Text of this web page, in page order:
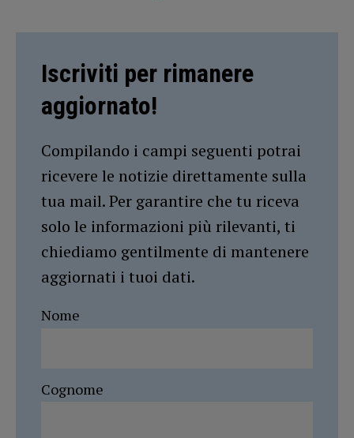
Iscriviti per rimanere
aggiornato!
Compilando i campi seguenti potrai
ricevere le notizie direttamente sulla
tua mail. Per garantire che tu riceva
solo le informazioni più rilevanti, ti
chiediamo gentilmente di mantenere
aggiornati i tuoi dati.
Nome
Cognome